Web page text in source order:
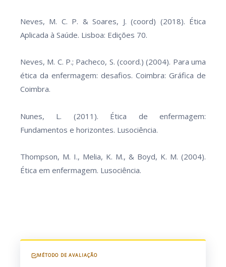
Neves, M. C. P. & Soares, J. (coord) (2018). Ética
Aplicada à Saúde. Lisboa: Edições 70.
Neves, M. C. P.; Pacheco, S. (coord.) (2004). Para uma
ética da enfermagem: desafios. Coimbra: Gráfica de
Coimbra.
Nunes, L. (2011). Ética de enfermagem:
Fundamentos e horizontes. Lusociência.
Thompson, M. I., Melia, K. M., & Boyd, K. M. (2004).
Ética em enfermagem. Lusociência.
MÉTODO DE AVALIAÇÃO